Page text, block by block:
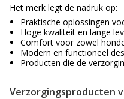
Het merk legt de nadruk op:
Praktische oplossingen
Hoge kwaliteit en lange
Comfort voor zowel
Modern en functioneel
Producten die de
Verzorgingsproducten